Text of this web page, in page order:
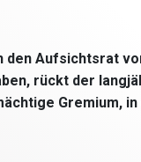
Aufsichtsrat
rückt der
Gremium,